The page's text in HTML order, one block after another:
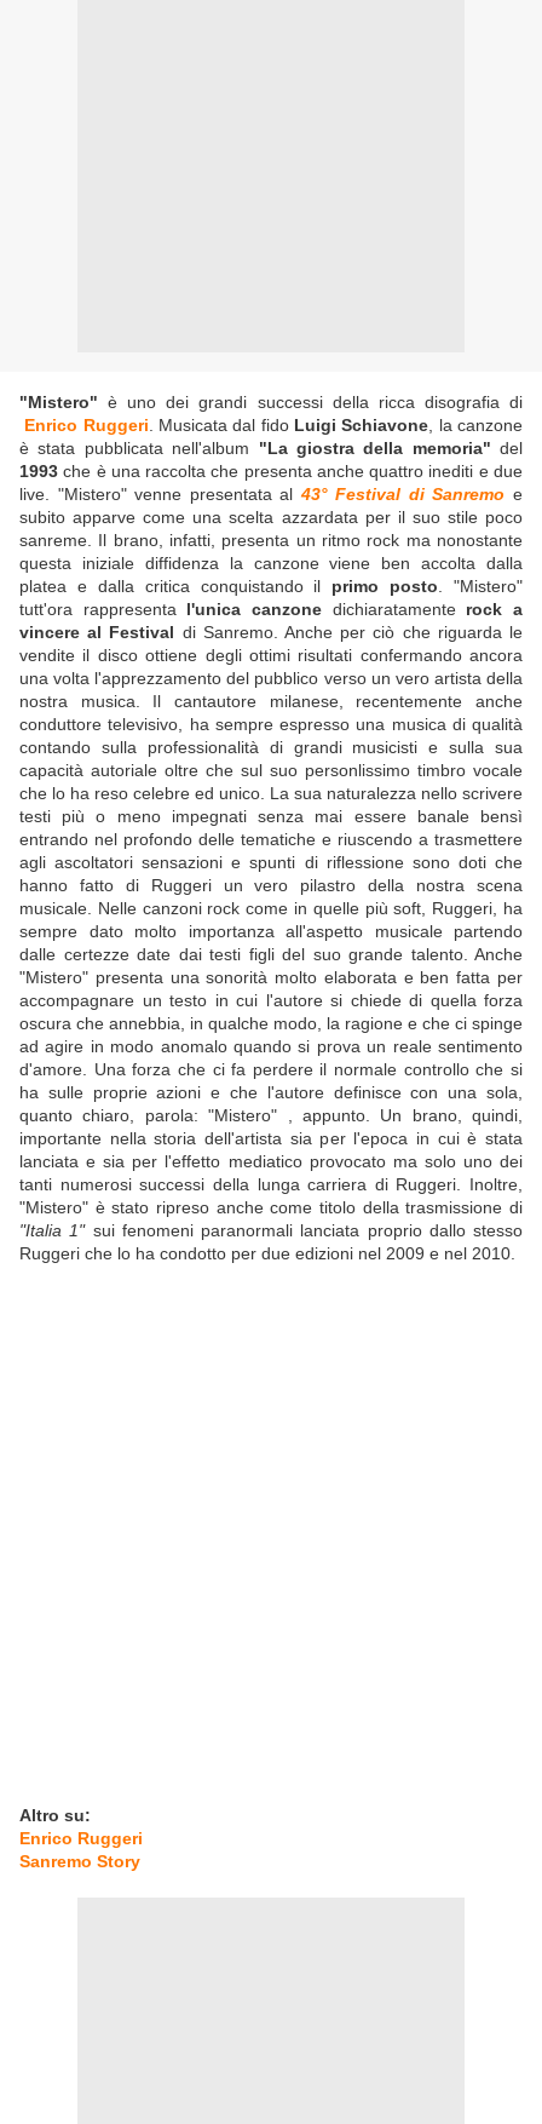
"Mistero" è uno dei grandi successi della ricca disografia di
Enrico Ruggeri . Musicata dal fido Luigi Schiavone , la canzone
è stata pubblicata nell'album "La giostra della memoria" del
1993 che è una raccolta che presenta anche quattro inediti e due
live. "Mistero" venne presentata al 43° Festival di Sanremo e
subito apparve come una scelta azzardata per il suo stile poco
sanreme. Il brano, infatti, presenta un ritmo rock ma nonostante
questa iniziale diffidenza la canzone viene ben accolta dalla
platea e dalla critica conquistando il primo posto . "Mistero"
tutt'ora rappresenta l'unica canzone dichiaratamente rock a
vincere al Festival di Sanremo. Anche per ciò che riguarda le
vendite il disco ottiene degli ottimi risultati confermando ancora
una volta l'apprezzamento del pubblico verso un vero artista della
nostra musica. Il cantautore milanese, recentemente anche
conduttore televisivo, ha sempre espresso una musica di qualità
contando sulla professionalità di grandi musicisti e sulla sua
capacità autoriale oltre che sul suo personlissimo timbro vocale
che lo ha reso celebre ed unico. La sua naturalezza nello scrivere
testi più o meno impegnati senza mai essere banale bensì
entrando nel profondo delle tematiche e riuscendo a trasmettere
agli ascoltatori sensazioni e spunti di riflessione sono doti che
hanno fatto di Ruggeri un vero pilastro della nostra scena
musicale. Nelle canzoni rock come in quelle più soft, Ruggeri, ha
sempre dato molto importanza all'aspetto musicale partendo
dalle certezze date dai testi figli del suo grande talento. Anche
"Mistero" presenta una sonorità molto elaborata e ben fatta per
accompagnare un testo in cui l'autore si chiede di quella forza
oscura che annebbia, in qualche modo, la ragione e che ci spinge
ad agire in modo anomalo quando si prova un reale sentimento
d'amore. Una forza che ci fa perdere il normale controllo che si
ha sulle proprie azioni e che l'autore definisce con una sola,
quanto chiaro, parola: "Mistero" , appunto. Un brano, quindi,
importante nella storia dell'artista sia per l'epoca in cui è stata
lanciata e sia per l'effetto mediatico provocato ma solo uno dei
tanti numerosi successi della lunga carriera di Ruggeri. Inoltre,
"Mistero" è stato ripreso anche come titolo della trasmissione di
"Italia 1"sui fenomeni paranormali lanciata proprio dallo stesso
Ruggeri che lo ha condotto per due edizioni nel 2009 e nel 2010.
Altro su:
Enrico Ruggeri
Sanremo Story